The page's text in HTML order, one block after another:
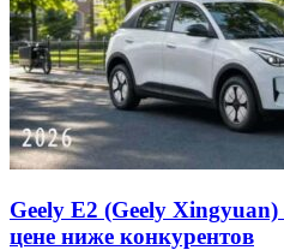
Geely E2 (Geely
цене ниже конкурентов